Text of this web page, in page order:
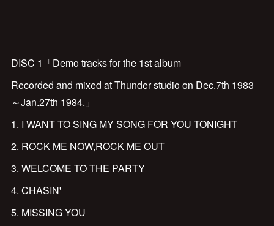
DISC 1「Demo tracks for the 1st album
Recorded and mixed at Thunder studio on Dec.7th 1983
～Jan.27th 1984.」
1. I WANT TO SING MY SONG FOR YOU TONIGHT
2. ROCK ME NOW,ROCK ME OUT
3. WELCOME TO THE PARTY
4. CHASIN'
5. MISSING YOU